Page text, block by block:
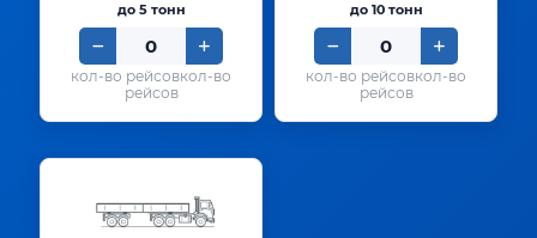
до 5 тонн
кол-во
рейсов
до 10 тонн
кол-во
рейсов